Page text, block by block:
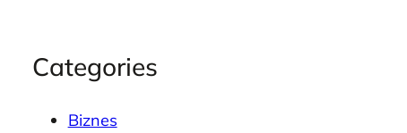
Categories
Biznes